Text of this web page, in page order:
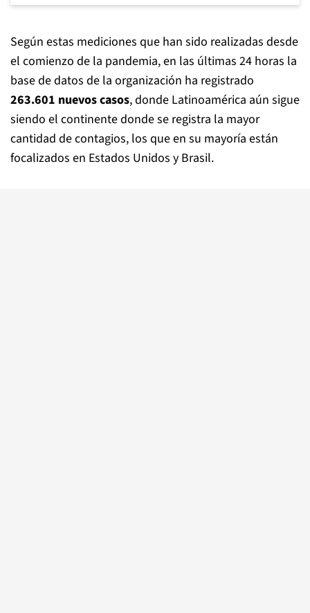
Según estas mediciones que han sido realizadas desde
el comienzo de la pandemia, en las últimas 24 horas la
base de datos de la organización ha registrado
263.601 nuevos casos, donde Latinoamérica aún sigue
siendo el continente donde se registra la mayor
cantidad de contagios, los que en su mayoría están
focalizados en Estados Unidos y Brasil.